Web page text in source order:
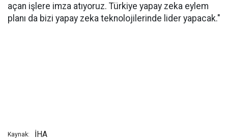
açan işlere imza atıyoruz. Türkiye yapay zeka eylem
planı da bizi yapay zeka teknolojilerinde lider yapacak."
Kaynak: İHA